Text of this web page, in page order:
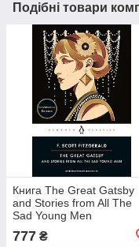
Подібні товари
Книга The Great Gatsby
and Stories from All The
Sad Young Men
777 ₴